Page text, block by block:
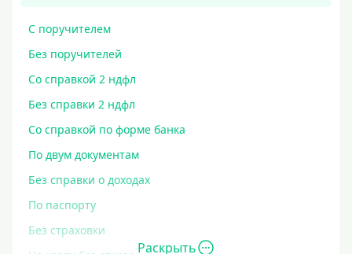
С поручителем
Без поручителей
Со справкой 2 ндфл
Без справки 2 ндфл
Со справкой по форме банка
По двум документам
Без справки о доходах
По паспорту
Без страховки
Раскрыть